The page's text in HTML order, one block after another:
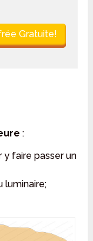
Gratuite!
:
y faire passer un
luminaire;